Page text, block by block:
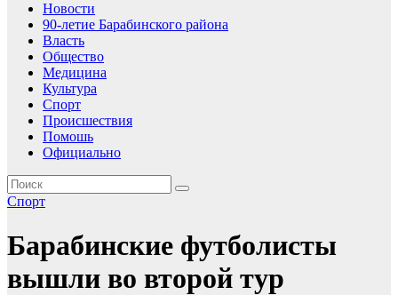
Новости
90-летие Барабинского района
Власть
Общество
Медицина
Культура
Спорт
Происшествия
Помошь
Официально
Спорт
Барабинские футболисты
вышли во второй тур